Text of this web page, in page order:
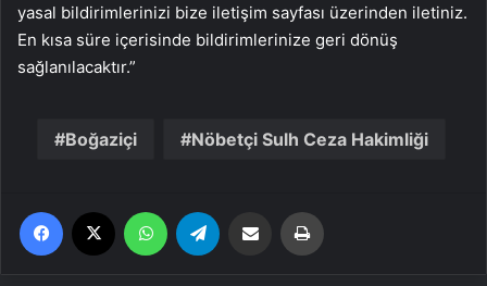
yasal bildirimlerinizi bize iletişim sayfası üzerinden iletiniz.
En kısa süre içerisinde bildirimlerinize geri dönüş
sağlanılacaktır.”
Boğaziçi Nöbetçi Sulh Ceza Hakimliği
Facebook WhatsApp Email'den paylaş